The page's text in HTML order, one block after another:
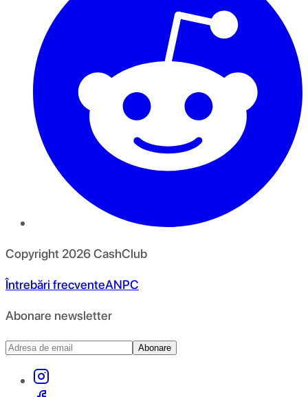
Copyright 2026CashClub
Întrebări frecventeANPC
Abonare newsletter
Abonare